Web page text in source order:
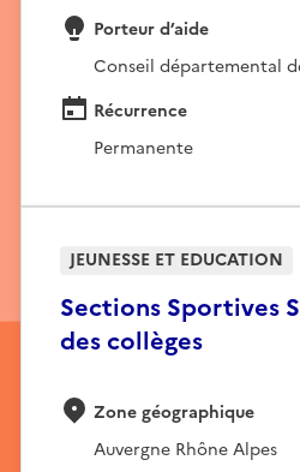
Porteur d’aide
Conseil départemental
Récurrence
Permanente
Sections Sportives
des collèges
JEUNESSE ET EDUCATION
Zone géographique
Auvergne Rhône Alpes